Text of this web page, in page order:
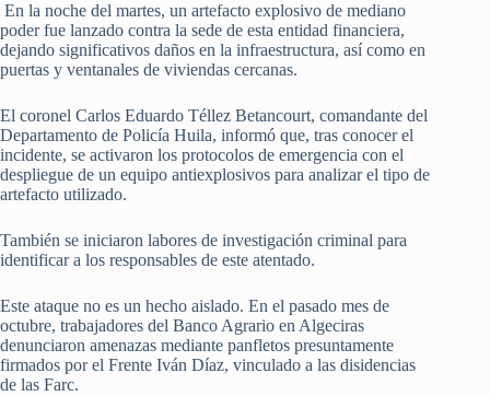
En la noche del martes, un artefacto explosivo de mediano
poder fue lanzado contra la sede de esta entidad financiera,
dejando significativos daños en la infraestructura, así como en
puertas y ventanales de viviendas cercanas.
El coronel Carlos Eduardo Téllez Betancourt, comandante del
Departamento de Policía Huila, informó que, tras conocer el
incidente, se activaron los protocolos de emergencia con el
despliegue de un equipo antiexplosivos para analizar el tipo de
artefacto utilizado.
También se iniciaron labores de investigación criminal para
identificar a los responsables de este atentado.
Este ataque no es un hecho aislado. En el pasado mes de
octubre, trabajadores del Banco Agrario en Algeciras
denunciaron amenazas mediante panfletos presuntamente
firmados por el Frente Iván Díaz, vinculado a las disidencias
de las Farc.